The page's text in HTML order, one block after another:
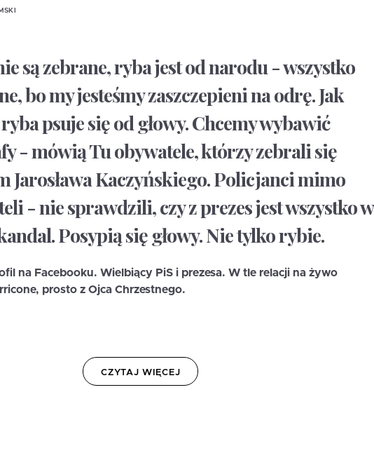
są zebrane, ryba jest od narodu - wszystko
bo my jesteśmy zaszczepieni na odrę. Jak
psuje się od głowy. Chcemy wybawić
- mówią Tu obywatele, którzy zebrali się
Jarosława Kaczyńskiego. Policjanci mimo
- nie sprawdzili, czy z prezes jest wszystko w
Posypią się głowy. Nie tylko rybie.
na Facebooku. Wielbiący PiS i prezesa. W tle relacji na żywo
prosto z Ojca Chrzestnego.
CZYTAJ WIĘCEJ